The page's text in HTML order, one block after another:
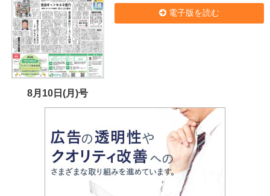
8月10日(月)号
電子版を読む